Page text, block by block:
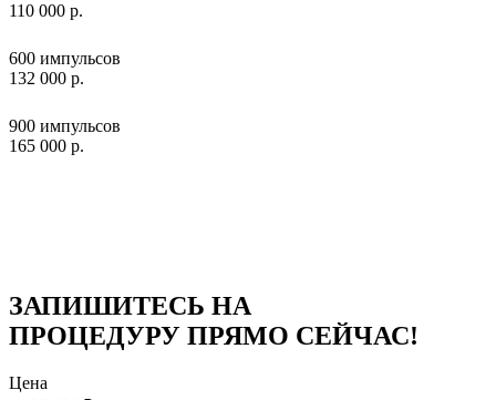
110 000 р.
600 импульсов
132 000 р.
900 импульсов
165 000 р.
ЗАПИШИТЕСЬ НА
ПРОЦЕДУРУ ПРЯМО СЕЙЧАС!
Цена